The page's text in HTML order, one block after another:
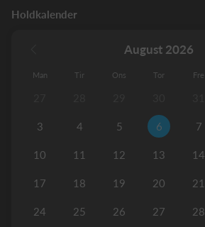
Holdkalender
August 2026
Man Tir Ons Tor Fre
3 4 5 6 7
10 11 12 13 14
17 18 19 20 21
24 25 26 27 28